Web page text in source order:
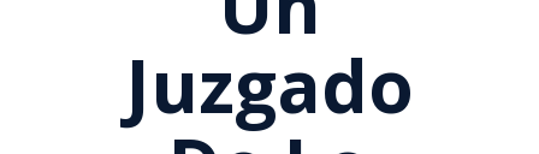
Juzgado